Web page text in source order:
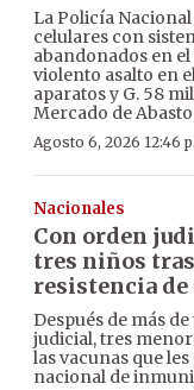
La Policía
celulares con
abandonados en
violento asalto en
aparatos y G. 58
Mercado de
Agosto 6, 2026 12:46
Nacionales
Con orden
tres niños
resistencia de
Después de más
judicial, tres
las vacunas que
nacional de